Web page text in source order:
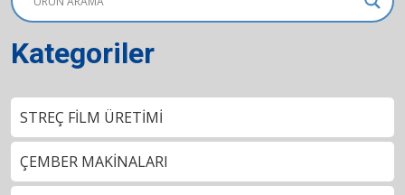
Kategoriler
STREÇ FİLM ÜRETİMİ
ÇEMBER MAKİNALARI